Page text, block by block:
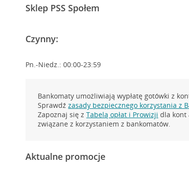
Sklep PSS Społem
Czynny:
Pn.-Niedz.: 00:00-23:59
Bankomaty umożliwiają wypłatę gotówki z
Sprawdźzasady bezpiecznego korzystania z
Zapoznaj się zTabelą opłat i Prowizji dla kont
związane z korzystaniem z bankomatów.
Aktualne promocje